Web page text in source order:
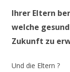
Ihrer Eltern
welche
Zukunft zu
Und die Eltern ?